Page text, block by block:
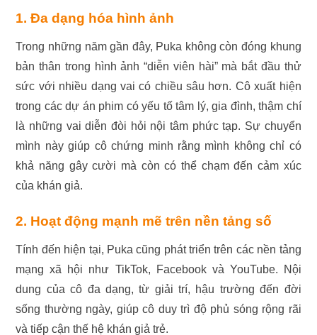
1. Đa dạng hóa hình ảnh
Trong những năm gần đây, Puka không còn đóng khung
bản thân trong hình ảnh “diễn viên hài” mà bắt đầu thử
sức với nhiều dạng vai có chiều sâu hơn. Cô xuất hiện
trong các dự án phim có yếu tố tâm lý, gia đình, thậm chí
là những vai diễn đòi hỏi nội tâm phức tạp. Sự chuyển
mình này giúp cô chứng minh rằng mình không chỉ có
khả năng gây cười mà còn có thể chạm đến cảm xúc
của khán giả.
2. Hoạt động mạnh mẽ trên nền tảng số
Tính đến hiện tại, Puka cũng phát triển trên các nền tảng
mạng xã hội như TikTok, Facebook và YouTube. Nội
dung của cô đa dạng, từ giải trí, hậu trường đến đời
sống thường ngày, giúp cô duy trì độ phủ sóng rộng rãi
và tiếp cận thế hệ khán giả trẻ.